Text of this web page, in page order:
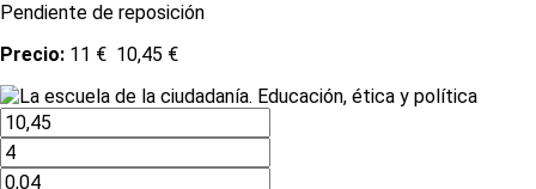
Pendiente de reposición
Precio: 11 € 10,45 €